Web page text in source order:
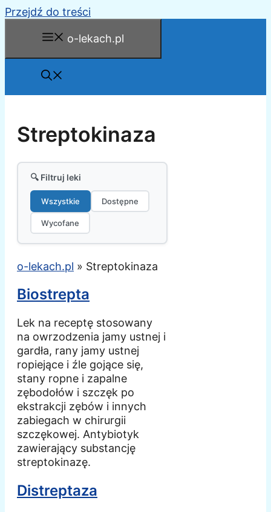
Przejdź do treści
o-lekach.pl
Streptokinaza
🔍 Filtruj leki
Wszystkie Dostępne
Wycofane
o-lekach.pl » Streptokinaza
Biostrepta
Lek na receptę stosowany
na owrzodzenia jamy ustnej i
gardła, rany jamy ustnej
ropiejące i źle gojące się,
stany ropne i zapalne
zębodołów i szczęk po
ekstrakcji zębów i innych
zabiegach w chirurgii
szczękowej. Antybiotyk
zawierający substancję
streptokinazę.
Distreptaza